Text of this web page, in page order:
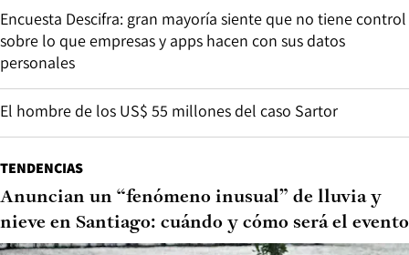
Encuesta Descifra: gran mayoría siente que no tiene control
sobre lo que empresas y apps hacen con sus datos
personales
El hombre de los US$ 55 millones del caso Sartor
TENDENCIAS
Anuncian un “fenómeno inusual” de lluvia y
nieve en Santiago: cuándo y cómo será el evento